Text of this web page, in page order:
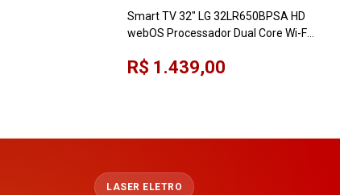
Smart TV 32" LG 32LR650BPSA HD
webOS Processador Dual Core Wi-Fi
R$ 1.439,00
LASER ELETRO